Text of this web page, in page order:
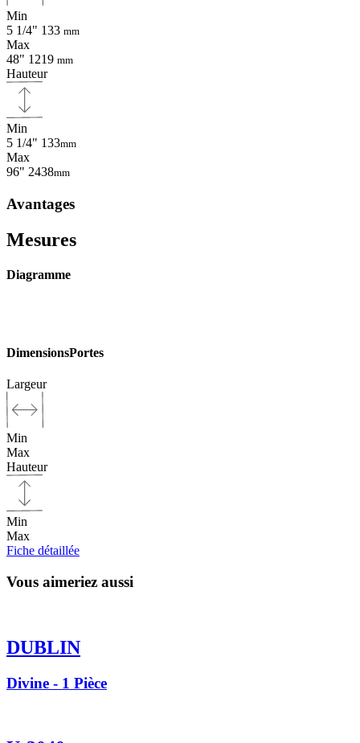
Min
5 1/4" 133 mm
Max
48" 1219 mm
Hauteur
Min
5 1/4" 133mm
Max
96" 2438mm
Avantages
Mesures
Diagramme
DimensionsPortes
Largeur
Min
Max
Hauteur
Min
Max
Fiche détaillée
Vous aimeriez aussi
DUBLIN
Divine - 1 Pièce